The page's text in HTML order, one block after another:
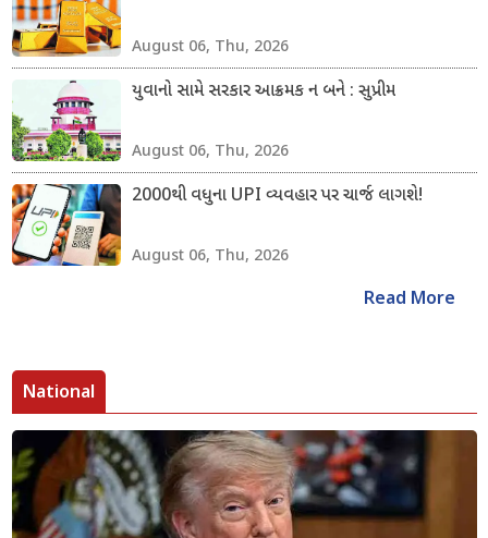
August 06, Thu, 2026
યુવાનો સામે સરકાર આક્રમક ન બને : સુપ્રીમ
August 06, Thu, 2026
2000થી વધુના UPI વ્યવહાર પર ચાર્જ લાગશે!
August 06, Thu, 2026
Read More
National